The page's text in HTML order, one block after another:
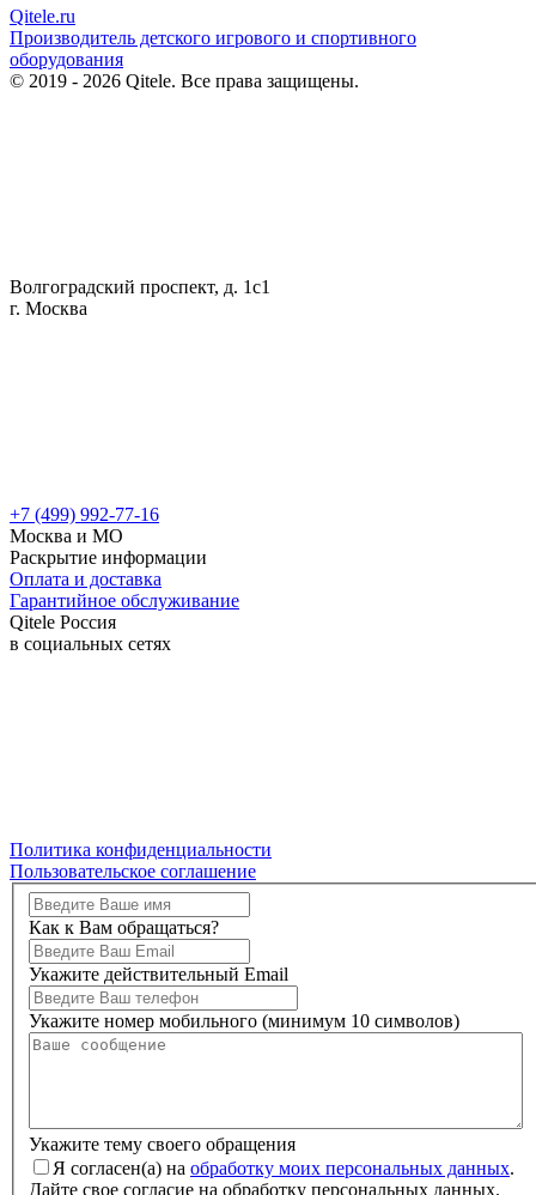
Qitele.ru
Производитель детского игрового и спортивного
оборудования
© 2019 - 2026 Qitele. Все права защищены.
Волгоградский проспект, д. 1с1
г. Москва
+7 (499) 992-77-16
Москва и МО
Раскрытие информации
Оплата и доставка
Гарантийное обслуживание
Qitele Россия
в социальных сетях
Политика конфиденциальности
Пользовательское соглашение
Как к Вам обращаться?
Укажите действительный Email
Укажите номер мобильного (минимум 10 символов)
Укажите тему своего обращения
Я согласен(а) на обработку моих персональных данных.
Дайте свое согласие на обработку персональных данных.